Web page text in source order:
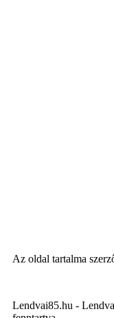
Az oldal tartalma
Lendvai85.hu -